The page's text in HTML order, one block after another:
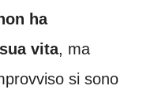
ha
vita, ma
si sono